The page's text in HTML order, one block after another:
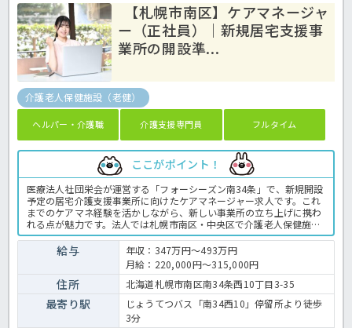
【札幌市南区】ケアマネージャ
ー（正社員）｜新規居宅支援事
業所の開設準...
介護老人保健施設（老健）
ヘルパー・介護職 介護支援専門員 フルタイム
ここがポイント！
医療法人社団栄会が運営する「フォーシーズン南34条」で、新規開設
予定の居宅介護支援事業所に向けたケアマネージャー求人です。これ
までのケアマネ経験を活かしながら、新しい事業所の立ち上げに携わ
れる点が魅力です。法人では札幌市南区・中央区で介護老人保健施設
を運営しており、安定した運営基盤があります。土日休みで年間休日
109日のため、仕事と生活のバランスを大切にしたい方にもおすすめ
です。介護支援専門員の業務全般です。〈介護支援専門員 正職員
介護老人保健施設の求人〉
給与
年収：347万円～493万円
月給：220,000円～315,000円
住所 北海道札幌市南区南34条西10丁目3-35
最寄り駅
じょうてつバス「南34西10」停留所より徒歩
3分